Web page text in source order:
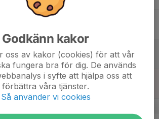
Godkänn kakor
oss av kakor (cookies) för att vår
fungera bra för dig. De används
i syfte att hjälpa oss att
förbättra våra tjänster.
Så använder vi cookies